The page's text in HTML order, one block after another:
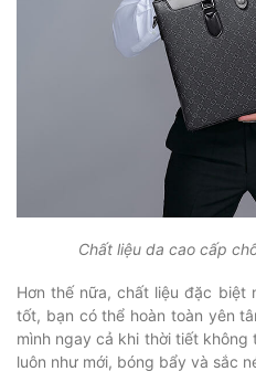
Chất liệu da cao cấp
Hơn thế nữa, chất liệu đặc biệt
tốt, bạn có thể hoàn toàn yên
mình ngay cả khi thời tiết
luôn như mới, bóng bẩy và sắc